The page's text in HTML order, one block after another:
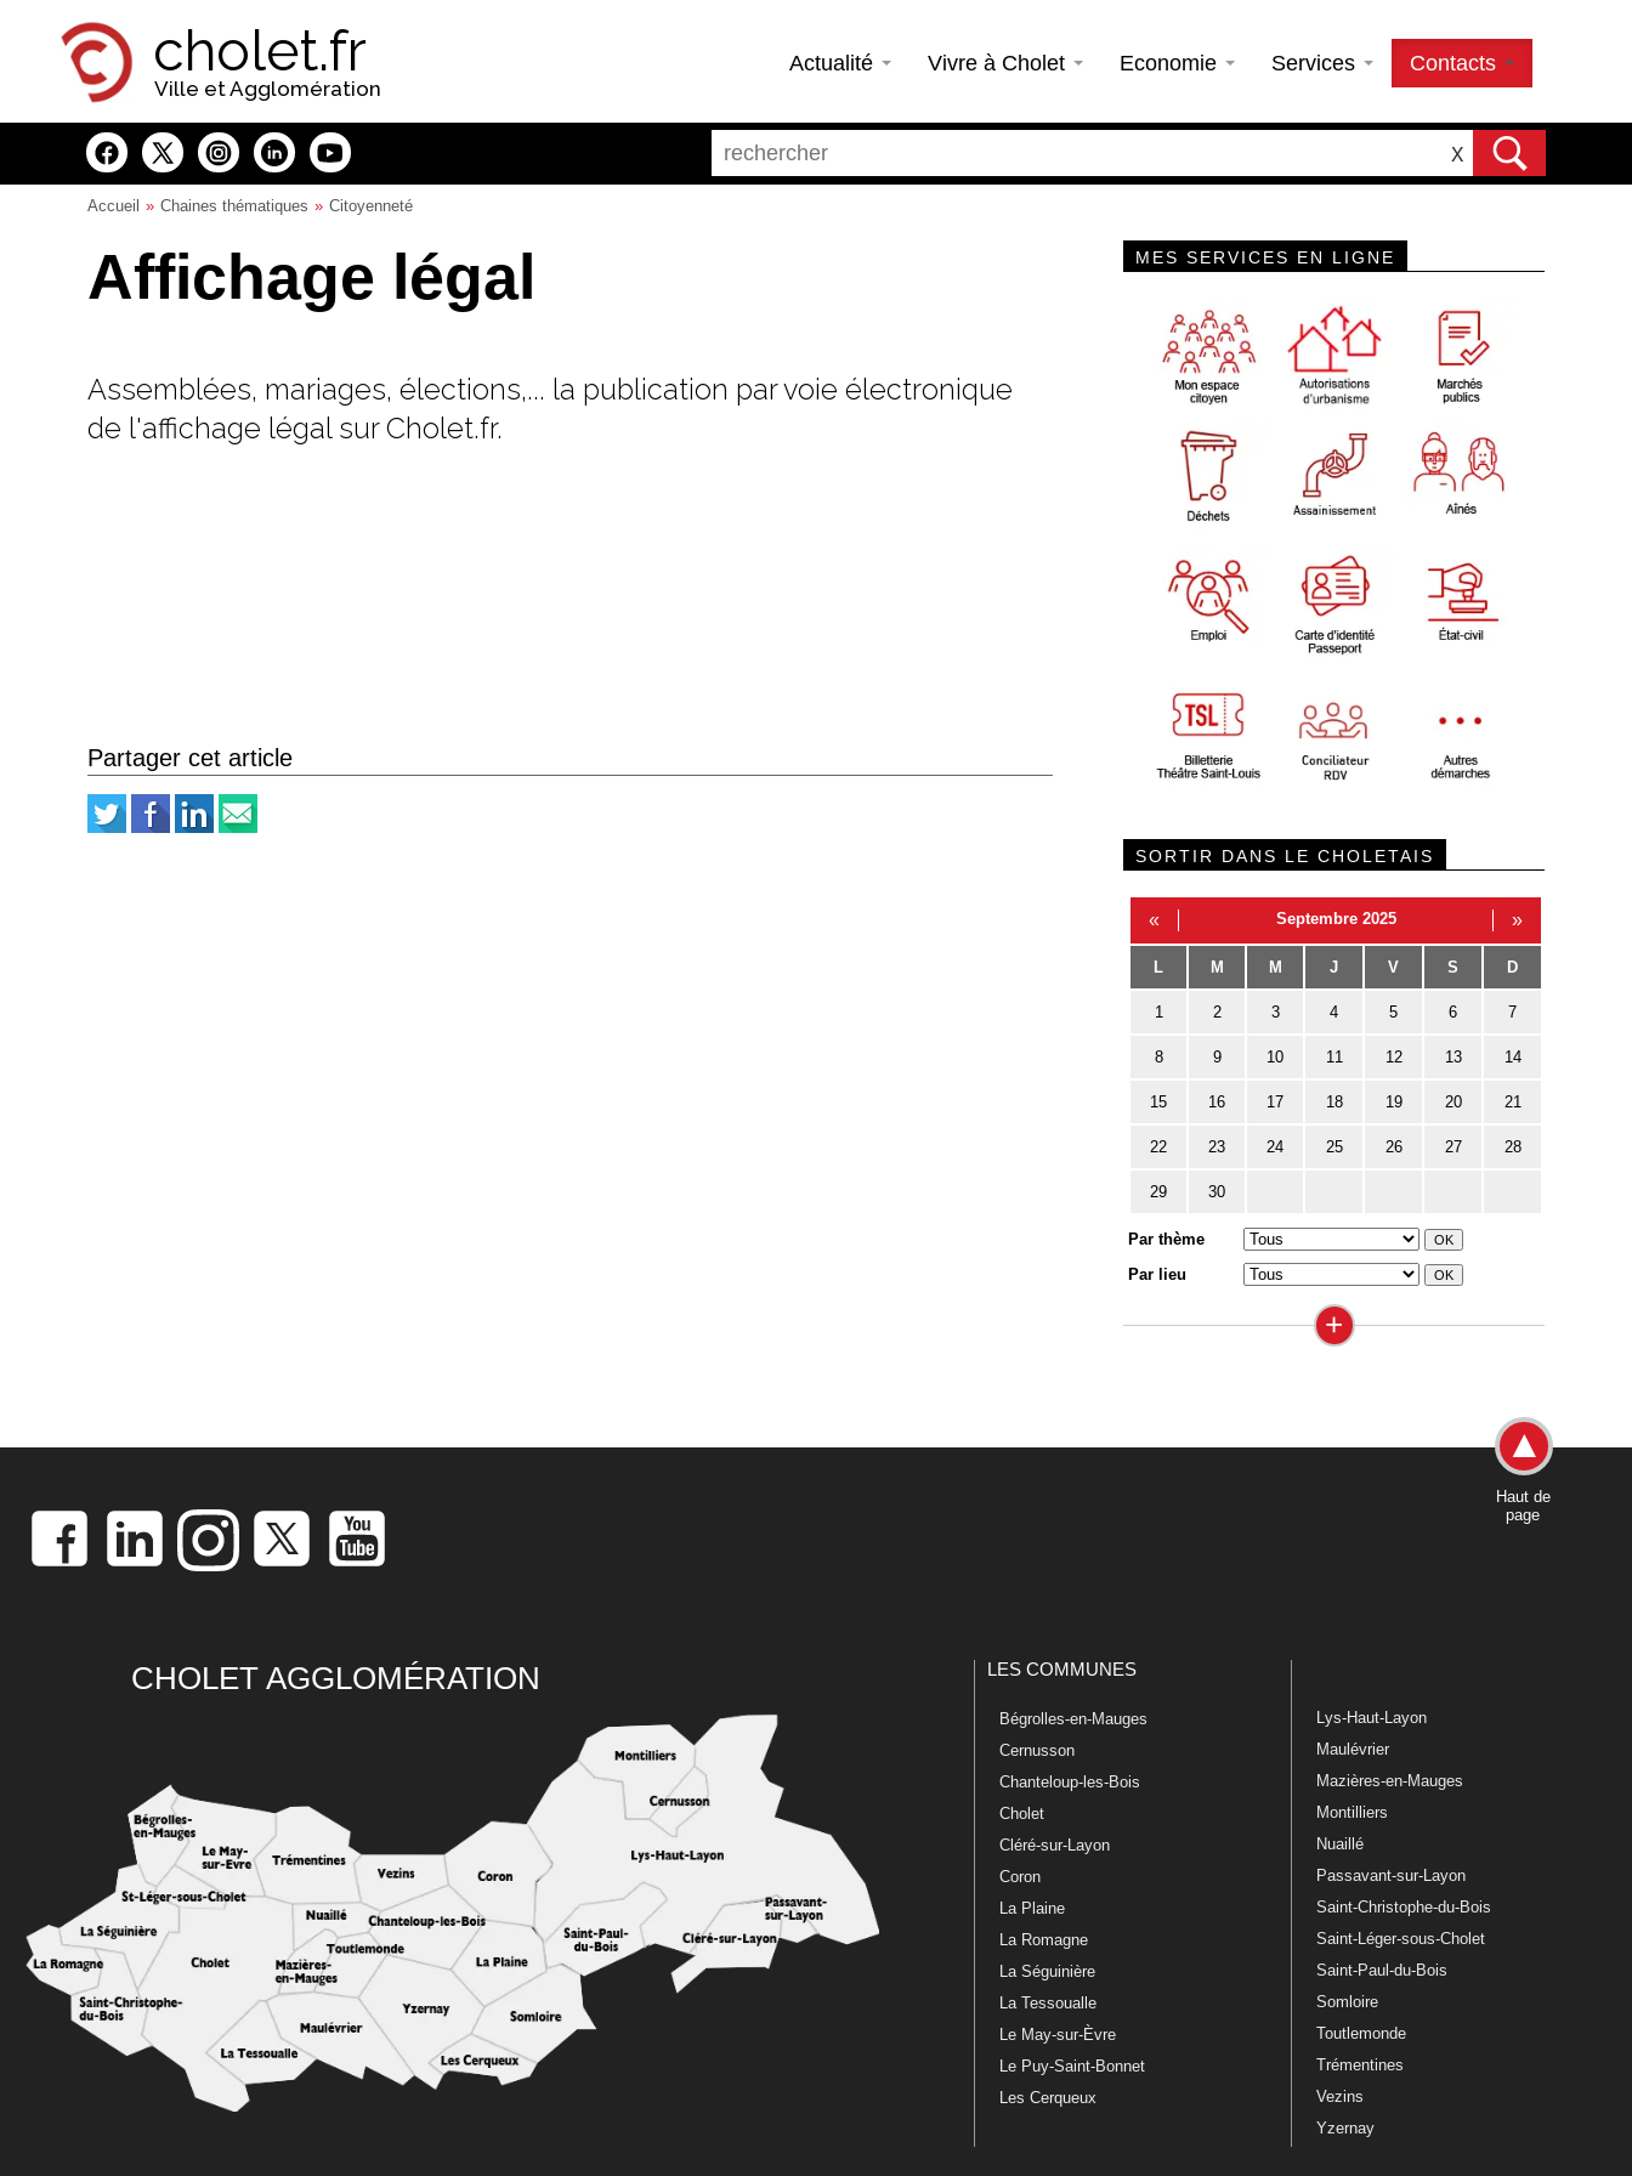
cholet.fr
Ville et Agglomération
Actualité Vivre à Cholet Economie Services Contacts
X
Accueil Chaines thématiques Citoyenneté
Affichage légal
Assemblées, mariages, élections,... la publication par voie électronique
de l'affichage légal sur Cholet.fr.
Partager cet article
MES SERVICES EN LIGNE
SORTIR DANS LE CHOLETAIS
« Septembre 2025 »
L M M J V S D
1 2 3 4 5 6 7
8 9 10 11 12 13 14
15 16 17 18 19 20 21
22 23 24 25 26 27 28
29 30
Par thème
Par lieu
+
Haut de
page
CHOLET AGGLOMÉRATION LES COMMUNES
Bégrolles-en-Mauges
Cernusson
Chanteloup-les-Bois
Cholet
Cléré-sur-Layon
Coron
La Plaine
La Romagne
La Séguinière
La Tessoualle
Le May-sur-Èvre
Le Puy-Saint-Bonnet
Les Cerqueux
Lys-Haut-Layon
Maulévrier
Mazières-en-Mauges
Montilliers
Nuaillé
Passavant-sur-Layon
Saint-Christophe-du-Bois
Saint-Léger-sous-Cholet
Saint-Paul-du-Bois
Somloire
Toutlemonde
Trémentines
Vezins
Yzernay